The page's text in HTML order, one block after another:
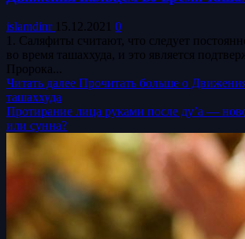
islamdinr 15.12.2021 0
1. Саляфиты считают, что следует
во время ташаххуда, и это является
Пророка...
Читать далее Прочитать больше о
ташаххуда
Протирание лица руками после ду’а —
или сунна?